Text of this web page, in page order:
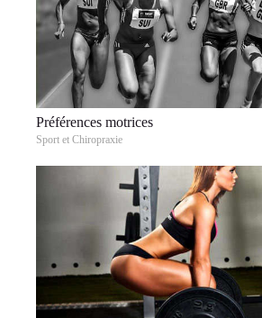
Préférences motrices
Sport et Chiropraxie